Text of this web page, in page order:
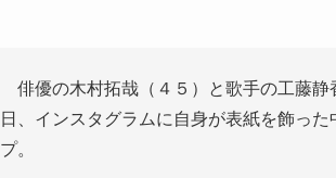
俳優の木村拓哉（４５）と歌手の工藤静
日、インスタグラムに自身が表紙を飾っ
プ。